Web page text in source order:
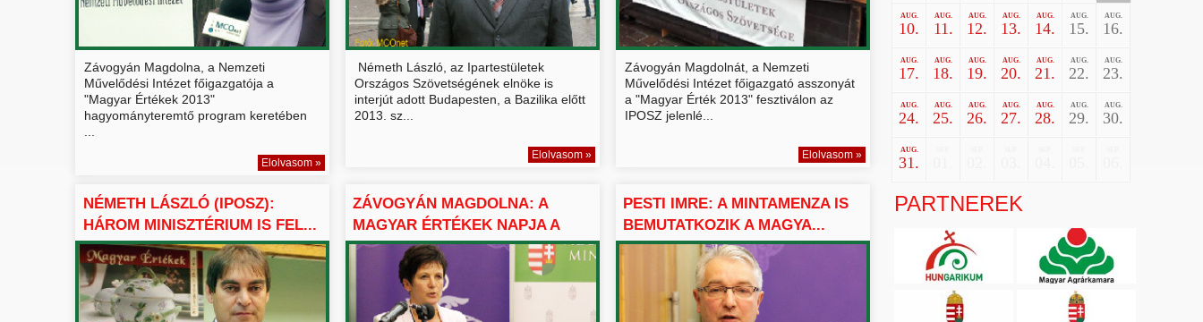
Závogyán Magdolna, a Nemzeti
Művelődési Intézet főigazgatója a
"Magyar Értékek 2013"
hagyományteremtő program keretében
Elolvasom »
Németh László, az Ipartestületek
Országos Szövetségének elnöke is
interjút adott Budapesten, a Bazilika előtt
2013. sz...
Elolvasom »
Závogyán Magdolnát, a Nemzeti
Művelődési Intézet főigazgató asszonyát
a "Magyar Érték 2013" fesztiválon az
IPOSZ jelenlé...
Elolvasom »
NÉMETH LÁSZLÓ (IPOSZ):
HÁROM MINISZTÉRIUM IS FEL...
ZÁVOGYÁN MAGDOLNA: A
MAGYAR ÉRTÉKEK NAPJA A
JÖVŐ...
PESTI IMRE: A MINTAMENZA IS
BEMUTATKOZIK A MAGYA...
AUG.
10.
AUG.
11.
AUG.
12.
AUG.
13.
AUG.
14.
AUG.
15.
AUG.
16.
AUG.
17.
AUG.
18.
AUG.
19.
AUG.
20.
AUG.
21.
AUG.
22.
AUG.
23.
AUG.
24.
AUG.
25.
AUG.
26.
AUG.
27.
AUG.
28.
AUG.
29.
AUG.
30.
AUG.
31.
PARTNEREK